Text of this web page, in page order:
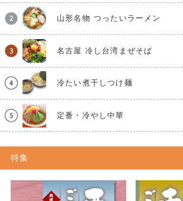
山形名物 つったいラーメン
名古屋 冷し台湾まぜそば
冷たい煮干しつけ麺
定番・冷やし中華
特集